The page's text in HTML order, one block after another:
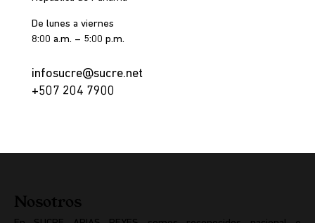
De lunes a viernes
8:00 a.m. – 5:00 p.m.
infosucre@sucre.net
+507 204 7900
Nosotros